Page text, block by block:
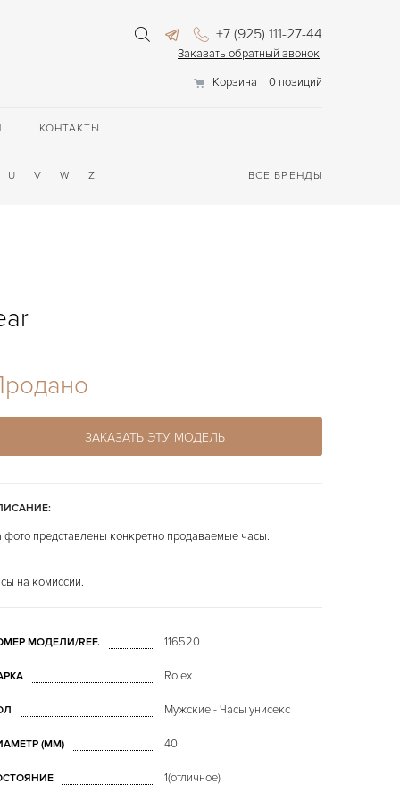
+7 (925) 111-27-44
Заказать обратный звонок
Корзина
0 позиций
КОНТАКТЫ
U V W Z ВСЕ БРЕНДЫ
ЗАКАЗАТЬ ЭТУ МОДЕЛЬ
фото представлены конкретно продаваемые часы.
на комиссии.
МОДЕЛИ/REF. 116520
Rolex
Мужские - Часы унисекс
(MM) 40
1(отличное)